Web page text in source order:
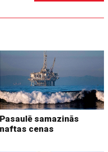
Pasaulē samazinās
naftas cenas